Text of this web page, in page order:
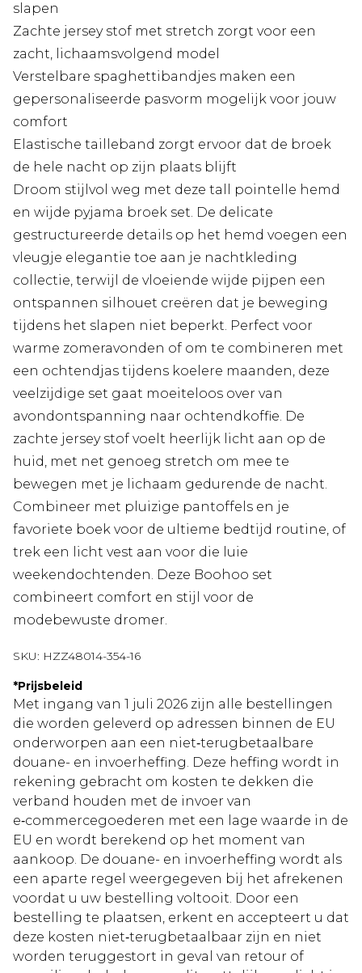
slapen
Zachte jersey stof met stretch zorgt voor een
zacht, lichaamsvolgend model
Verstelbare spaghettibandjes maken een
gepersonaliseerde pasvorm mogelijk voor jouw
comfort
Elastische tailleband zorgt ervoor dat de broek
de hele nacht op zijn plaats blijft
Droom stijlvol weg met deze tall pointelle hemd
en wijde pyjama broek set. De delicate
gestructureerde details op het hemd voegen een
vleugje elegantie toe aan je nachtkleding
collectie, terwijl de vloeiende wijde pijpen een
ontspannen silhouet creëren dat je beweging
tijdens het slapen niet beperkt. Perfect voor
warme zomeravonden of om te combineren met
een ochtendjas tijdens koelere maanden, deze
veelzijdige set gaat moeiteloos over van
avondontspanning naar ochtendkoffie. De
zachte jersey stof voelt heerlijk licht aan op de
huid, met net genoeg stretch om mee te
bewegen met je lichaam gedurende de nacht.
Combineer met pluizige pantoffels en je
favoriete boek voor de ultieme bedtijd routine, of
trek een licht vest aan voor die luie
weekendochtenden. Deze Boohoo set
combineert comfort en stijl voor de
modebewuste dromer.
SKU: HZZ48014-354-16
*Prijsbeleid
Met ingang van 1 juli 2026 zijn alle bestellingen
die worden geleverd op adressen binnen de EU
onderworpen aan een niet‑terugbetaalbare
douane- en invoerheffing. Deze heffing wordt in
rekening gebracht om kosten te dekken die
verband houden met de invoer van
e‑commercegoederen met een lage waarde in de
EU en wordt berekend op het moment van
aankoop. De douane- en invoerheffing wordt als
een aparte regel weergegeven bij het afrekenen
voordat u uw bestelling voltooit. Door een
bestelling te plaatsen, erkent en accepteert u dat
deze kosten niet‑terugbetaalbaar zijn en niet
worden teruggestort in geval van retour of